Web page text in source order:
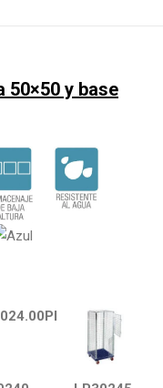
50×50 y base